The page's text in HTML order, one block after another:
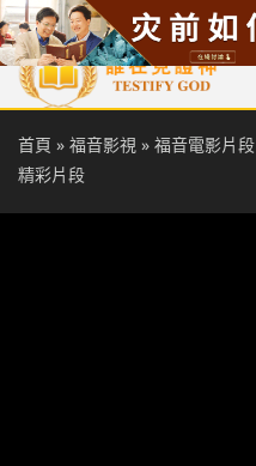
首頁 每日靈糧 天國福音
首頁 » 福音影視 » 福音電影片段
精彩片段